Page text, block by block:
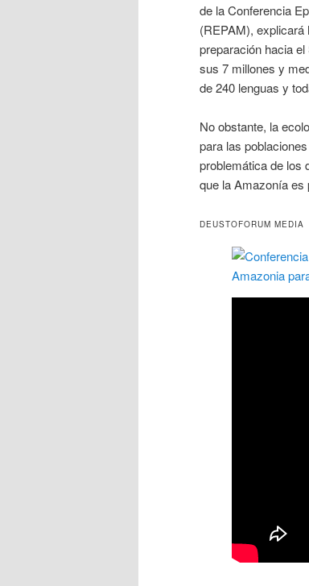
de la Conferencia
(REPAM),
preparación hacia
sus 7 millones y
de 240 lenguas y
No obstante, la
para las
problemática de los
que la Amazonía es
DEUSTOFORUM MEDIA